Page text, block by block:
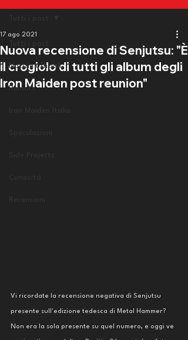
Notizie ufficiali
Rumors
Nuova recensione di Senjutsu: "È
il crogiolo di tutti gli album degli
Iron Maiden post reunion"
17 ago 2021
Vi ricordate la recensione negativa di Senjutsu
presente sull'edizione tedesca di Metal Hammer?
Non era la sola presente su quel numero, e oggi ve